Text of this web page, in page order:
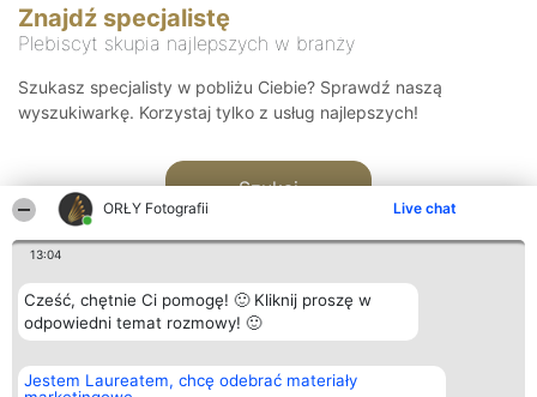
ORŁY Fotografii Live chat
13:04
Cześć, chętnie Ci pomogę! 🙂 Kliknij proszę w
odpowiedni temat rozmowy! 🙂
Jestem Laureatem, chcę odebrać materiały
Znajdź specjalistę
Plebiscyt skupia najlepszych w branży
Szukasz specjalisty w pobliżu Ciebie? Sprawdź naszą
wyszukiwarkę. Korzystaj tylko z usług najlepszych!
Szukaj
Organizator plebiscytu
Bright Side Solutions sp. z o.
Plebiscyt
Laureaci
Kontakt
Kontakt